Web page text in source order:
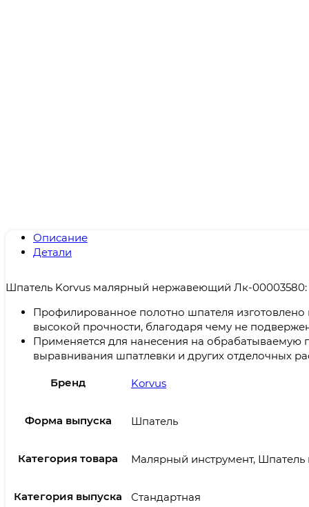
Описание
Детали
Шпатель Korvus малярный нержавеющий Лк-00003580:
Профилированное полотно шпателя
высокой прочности, благодаря чему не
Применяется для нанесения на обрабатываемую
выравнивания шпатлевки и других отделочных
Бренд Korvus
Форма выпуска Шпатель
Категория товара Малярный инструмент,
Категория выпуска Стандартная